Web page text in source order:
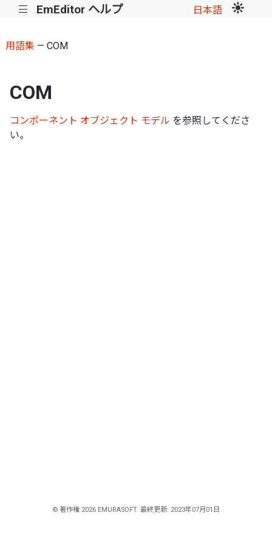
||| EmEditor ヘルプ 日本語
用語集 — COM
COM
コンポーネント オブジェクト モデル を参照してくださ
い。
© 著作権 2026 EMURASOFT. 最終更新: 2023年07月01日